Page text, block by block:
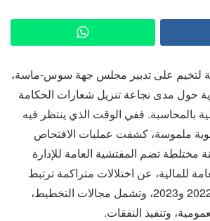
لتخيم على تدبير مجلس جهة سوس-ماسة،
حول مدى نجاعة تنزيل شعارات الحكامة
بالمحاسبة. ففي الوقت الذي ينتظر فيه
ملموسة، كشفت عمليات الافتحاص
تضم المفتشية العامة للإدارة
للمالية، عن اختلالات متراكمة ترتبط
أساساً بتقارير سنتي 2022 و2023، وتشمل مجالات التخطيط،
وتنفيذ النفقات.